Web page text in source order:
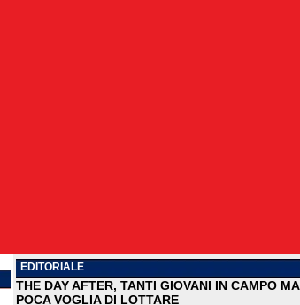
EDITORIALE
THE DAY AFTER, TANTI GIOVANI IN CAMPO MA
POCA VOGLIA DI LOTTARE